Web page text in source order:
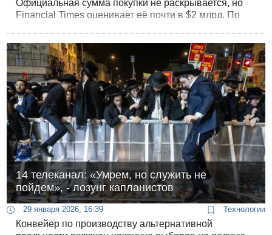
Официальная сумма покупки не раскрывается, но
Financial Times оценивает её почти в $2 млрд. По
14 телеканал: «Умрем, но служить не
пойдем», - лозунг капланистов
29 января 2026, 16:39 Технологии
Конвейер по производству альтернативной